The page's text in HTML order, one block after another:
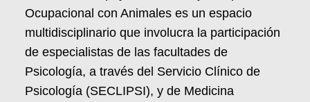
Ocupacional con Animales es un espacio
multidisciplinario que involucra la participación
de especialistas de las facultades de
Psicología, a través del Servicio Clínico de
Psicología (SECLIPSI), y de Medicina